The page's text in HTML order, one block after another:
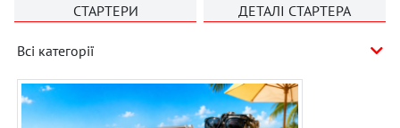
СТАРТЕРИ ДЕТАЛІ СТАРТЕРА
Всі категорії